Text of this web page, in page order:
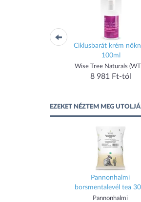
gél 125 ml
Ciklusbarát krém
100ml
Wise Tree Naturals
8 981 Ft-tól
EZEKET NÉZTEM MEG
Pannonhalmi
borsmentalevél tea
Pannonhalmi